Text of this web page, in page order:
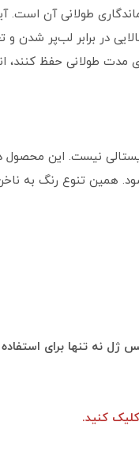
طولانی آن
در برابر لب‌پر شدن و
مدت طولانی حفظ کنند،
نیست. این محصول
همین تنوع رنگ به
نه تنها برای استفاده
کنید.